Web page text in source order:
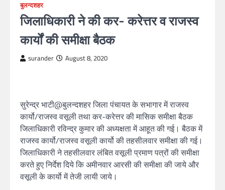
बुलन्दशहर
जिलाधिकारी ने की कर- करेत्तर व राजस्व
कार्यों की समीक्षा बैठक
surander August 8, 2020
सुरेन्द्र भाटी@बुलन्दशहर जिला पंचायत के सभागार में राजस्व
कार्यो/राजस्व वसूली तथा कर-करेत्तर की मासिक समीक्षा बैठक
जिलाधिकारी रविन्द्र कुमार की अध्यक्षता में आहूत की गई। बैठक में
राजस्व कार्यो/राजस्व वसूली कार्यो की तहसीलवार समीक्षा की गई।
जिलाधिकारी ने तहसीलवार लंबित वसूली प्रमाण पत्रों की समीक्षा
करते हुए निर्देश दिये कि अमीनवार आरसी की समीक्षा की जाये और
वसूली के कार्याे में तेजी लायी जाये।